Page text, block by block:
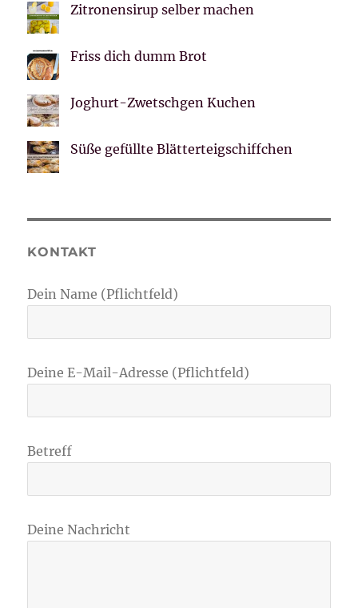
Zitronensirup selber machen
Friss dich dumm Brot
Joghurt-Zwetschgen Kuchen
Süße gefüllte Blätterteigschiffchen
KONTAKT
Dein Name (Pflichtfeld)
Deine E-Mail-Adresse (Pflichtfeld)
Betreff
Deine Nachricht